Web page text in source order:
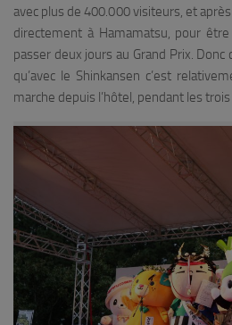
avec plus de 400.000 visiteurs, et
directement à Hamamatsu, pour
passer deux jours au Grand Prix. Donc
qu’avec le Shinkansen c’est
marche depuis l’hôtel, pendant les